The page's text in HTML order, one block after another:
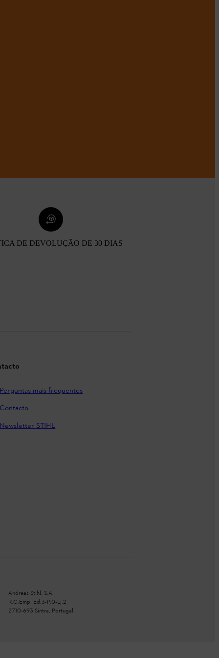
DE DEVOLUÇÃO DE 30 DIAS
Perguntas mais frequentes
Contacto
Newsletter STIHL
Andreas Stihl, S.A.
R.C.Emp. Ed.3-P.0-Lj.2
2710-693 Sintra, Portugal